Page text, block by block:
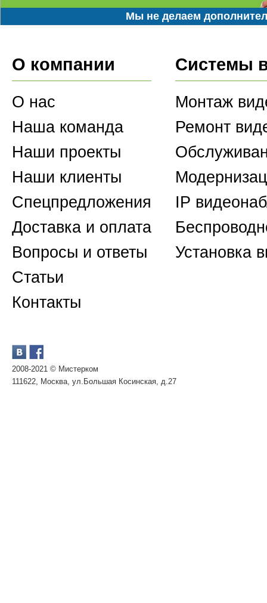
Мы не делаем
О компании
О нас
Наша команда
Наши проекты
Наши клиенты
Спецпредложения
Доставка и оплата
Вопросы и ответы
Статьи
Контакты
2008-2021 © Мистерком
111622, Москва, ул.Большая Косинская, д.27
Системы
Монтаж
Ремонт
IP
Установка